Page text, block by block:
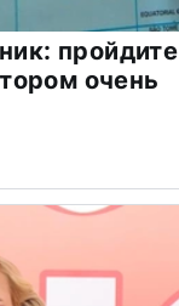
пройдите
очень